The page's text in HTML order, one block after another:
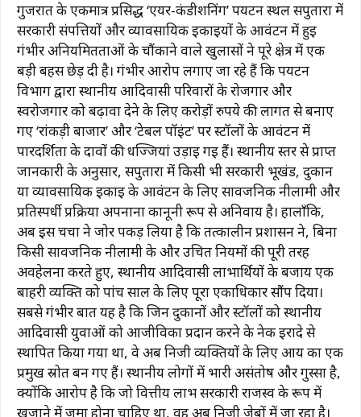
गुजरात के एकमात्र प्रसिद्ध ‘एयर-कंडीशनिंग’ पर्यटन स्थल सपुतारा में
सरकारी संपत्तियों और व्यावसायिक इकाइयों के आवंटन में हुई
गंभीर अनियमितताओं के चौंकाने वाले खुलासों ने पूरे क्षेत्र में एक
बड़ी बहस छेड़ दी है। गंभीर आरोप लगाए जा रहे हैं कि पर्यटन
विभाग द्वारा स्थानीय आदिवासी परिवारों के रोजगार और
स्वरोजगार को बढ़ावा देने के लिए करोड़ों रुपये की लागत से बनाए
गए ‘रांकड़ी बाजार’ और ‘टेबल पॉइंट’ पर स्टॉलों के आवंटन में
पारदर्शिता के दावों की धज्जियां उड़ाई गई हैं। स्थानीय स्तर से प्राप्त
जानकारी के अनुसार, सपुतारा में किसी भी सरकारी भूखंड, दुकान
या व्यावसायिक इकाई के आवंटन के लिए सार्वजनिक नीलामी और
प्रतिस्पर्धी प्रक्रिया अपनाना कानूनी रूप से अनिवार्य है। हालाँकि,
अब इस चर्चा ने जोर पकड़ लिया है कि तत्कालीन प्रशासन ने, बिना
किसी सार्वजनिक नीलामी के और उचित नियमों की पूरी तरह
अवहेलना करते हुए, स्थानीय आदिवासी लाभार्थियों के बजाय एक
बाहरी व्यक्ति को पांच साल के लिए पूरा एकाधिकार सौंप दिया।
सबसे गंभीर बात यह है कि जिन दुकानों और स्टॉलों को स्थानीय
आदिवासी युवाओं को आजीविका प्रदान करने के नेक इरादे से
स्थापित किया गया था, वे अब निजी व्यक्तियों के लिए आय का एक
प्रमुख स्रोत बन गए हैं। स्थानीय लोगों में भारी असंतोष और गुस्सा है,
क्योंकि आरोप है कि जो वित्तीय लाभ सरकारी राजस्व के रूप में
खजाने में जमा होना चाहिए था, वह अब निजी जेबों में जा रहा है।